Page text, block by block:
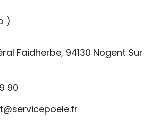
)
Faidherbe, 94130 Nogent Sur
90